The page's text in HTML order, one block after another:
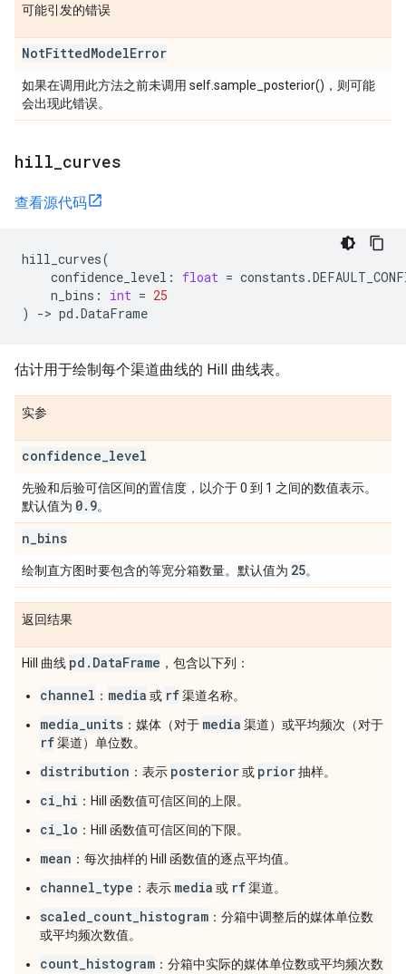
可能引发的错误
NotFittedModelError
如果在调用此方法之前未调用 self.sample_posterior()，则可能
会出现此错误。
hill curves
查看源代码
hill_curves(
confidence_level : float = constants .
n_bins : int = 25
)
-> pd .DataFrame
估计用于绘制每个渠道曲线的 Hill 曲线表。
实参
confidence level
先验和后验可信区间的置信度，以介于 0 到 1 之间的数值表示。
默认值为 0. 9。
n bins
绘制直方图时要包含的等宽分箱数量。默认值为 25。
返回结果
Hill 曲线 pd . DataFrame ，包含以下列：
channel ： media 或 rf渠道名称。
media_units ：媒体（对于 media 渠道）或平均频次（对于
rf渠道）单位数。
distribution ：表示 posterior或 prior抽样。
ci_hi ：Hill 函数值可信区间的上限。
ci_lo ：Hill 函数值可信区间的下限。
mean ：每次抽样的 Hill 函数值的逐点平均值。
channel_type ：表示 media 或 rf渠道。
scaled_count_histogram ：分箱中调整后的媒体单位数
或平均频次数值。
count_histogram ：分箱中实际的媒体单位数或平均频次数